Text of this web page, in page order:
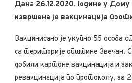
Дана 26.12.2020. године у
извршена је вакцинација
Вакцинисано је укупно 55 особа
са територије oпштине Звечан.
добили картоне вакцинација и
ревакцинација по протоколу, за